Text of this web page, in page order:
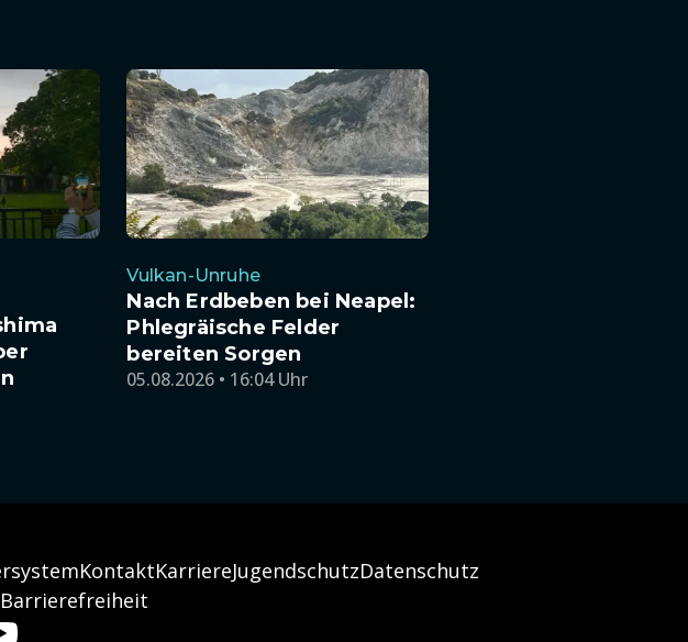
Vulkan-Unruhe
Nach Erdbeben bei Neapel:
Phlegräische Felder
bereiten Sorgen
05.08.2026 • 16:04 Uhr
KontaktKarriereJugendschutzDatenschutz
Barrierefreiheit